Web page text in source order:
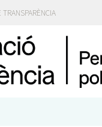
TRANSPARÈNCIA